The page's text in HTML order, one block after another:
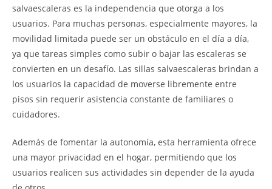
salvaescaleras es la independencia que otorga a los
usuarios. Para muchas personas, especialmente mayores, la
movilidad limitada puede ser un obstáculo en el día a día,
ya que tareas simples como subir o bajar las escaleras se
convierten en un desafío. Las sillas salvaescaleras brindan a
los usuarios la capacidad de moverse libremente entre
pisos sin requerir asistencia constante de familiares o
cuidadores.
Además de fomentar la autonomía, esta herramienta ofrece
una mayor privacidad en el hogar, permitiendo que los
usuarios realicen sus actividades sin depender de la ayuda